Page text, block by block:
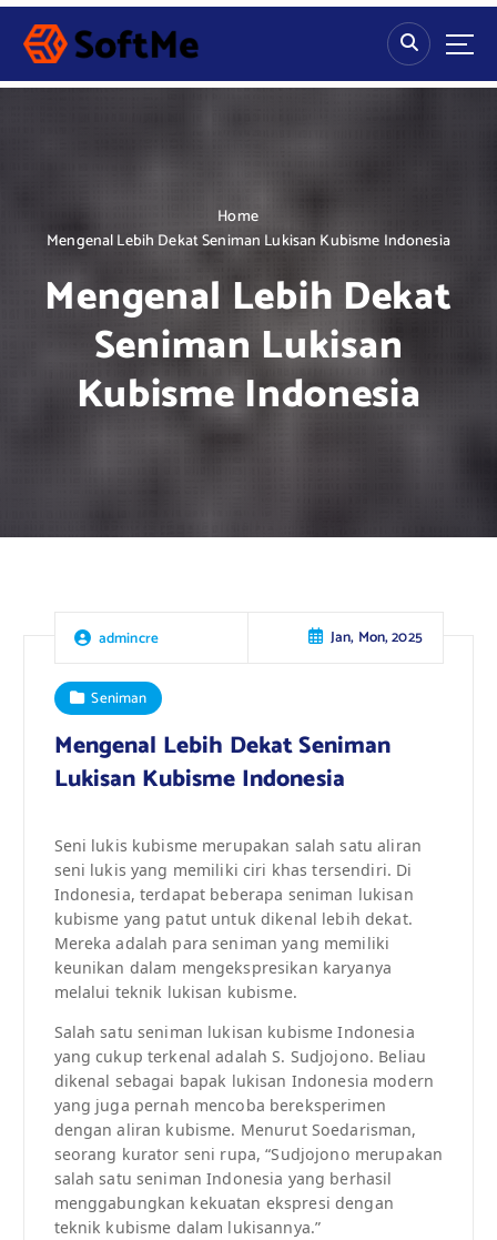
S
p
Home
Mengenal Lebih Dekat Seniman Lukisan Kubisme Indonesia
Mengenal Lebih Dekat
Seniman Lukisan
Kubisme Indonesia
admincre Jan, Mon, 2025
Seniman
Mengenal Lebih Dekat Seniman
Lukisan Kubisme Indonesia
Seni lukis kubisme merupakan salah satu aliran
seni lukis yang memiliki ciri khas tersendiri. Di
Indonesia, terdapat beberapa seniman lukisan
kubisme yang patut untuk dikenal lebih dekat.
Mereka adalah para seniman yang memiliki
keunikan dalam mengekspresikan karyanya
melalui teknik lukisan kubisme.
Salah satu seniman lukisan kubisme Indonesia
yang cukup terkenal adalah S. Sudjojono. Beliau
dikenal sebagai bapak lukisan Indonesia modern
yang juga pernah mencoba bereksperimen
dengan aliran kubisme. Menurut Soedarisman,
seorang kurator seni rupa, “Sudjojono merupakan
salah satu seniman Indonesia yang berhasil
menggabungkan kekuatan ekspresi dengan
teknik kubisme dalam lukisannya.”